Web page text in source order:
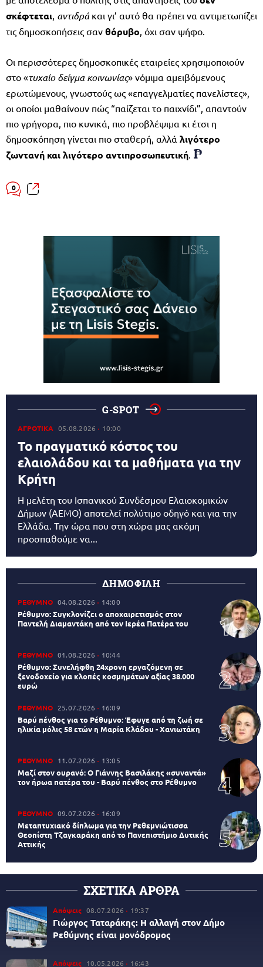
σκέφτεται αντιδράκαι γι’ αυτό θα πρέπει να αντιμετωπίζει
τις δημοσκοπήσεις σαν θόρυβο , όχι σαν ψήφο.
Οι περισσότερες δημοσκοπικές εταιρείες χρησιμοποιούν
στο «τυχαίο δείγμα κοινωνίας» νόμιμα αμειβόμενους
ερωτώμενους, γνωστούς ως «επαγγελματίες πανελίστες»,
οι οποίοι μαθαίνουν πώς “παίζεται το παιχνίδι”, απαντούν
πιο γρήγορα, πιο κυνικά, πιο προβλέψιμα κι έτσι η
δημοσκόπηση γίνεται πιο σταθερή, αλλά λιγότερο
ζωντανή και λιγότερο αντιπροσωπευτική
0
G-SPOT
ΑΓΡΟΤΙΚΑ 05.08.2026 10:00
Το πραγματικό κόστος του
ελαιολάδου και τα μαθήματα για την
Κρήτη
Η μελέτη του Ισπανικού Συνδέσμου Ελαιοκομικών
Δήμων (AEMO) αποτελεί πολύτιμο οδηγό και για την
Ελλάδα. Την ώρα που στη χώρα μας ακόμη
προσπαθούμε να...
ΔΗΜΟΦΙΛΗ
ΡΕΘΥΜΝΟ 04.08.2026 14:00
Ρέθυμνο: Συγκλονίζει ο αποχαιρετισμός στον
Παντελή Διαμαντάκη από τον Ιερέα Πατέρα του
ΡΕΘΥΜΝΟ 01.08.2026 10:44
Ρέθυμνο: Συνελήφθη 24χρονη εργαζόμενη σε
ξενοδοχείο για κλοπές κοσμημάτων αξίας 38.000
ευρώ
ΡΕΘΥΜΝΟ 25.07.2026 16:09
Βαρύ πένθος για το Ρέθυμνο: Έφυγε από τη ζωή σε
ηλικία μόλις 58 ετών η Μαρία Κλάδου - Χανιωτάκη
ΡΕΘΥΜΝΟ 11.07.2026 13:05
Μαζί στον ουρανό: Ο Γιάννης Βασιλάκης «συναντά»
τον ήρωα πατέρα του - Βαρύ πένθος στο Ρέθυμνο
ΡΕΘΥΜΝΟ 09.07.2026 16:09
Μεταπτυχιακό δίπλωμα για την Ρεθεμνιώτισσα
Θεοπίστη Τζαγκαράκη από το Πανεπιστήμιο Δυτικής
Αττικής
ΣΧΕΤΙΚΑ ΑΡΘΡΑ
Απόψεις 08.07.2026 19:37
Γιώργος Ταταράκης: Η αλλαγή στον Δήμο
Ρεθύμνης είναι μονόδρομος
Απόψεις 10.05.2026 16:43